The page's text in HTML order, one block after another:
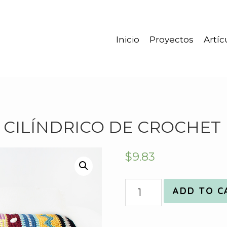
Inicio Proyectos
DE CROCHET
$9.83
ADD TO